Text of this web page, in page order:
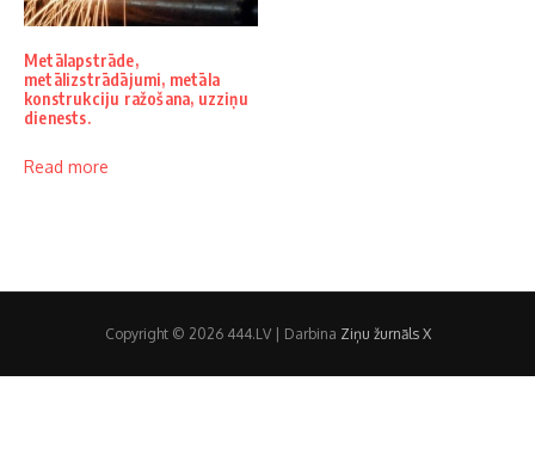
Metālapstrāde,
metālizstrādājumi, metāla
konstrukciju ražošana, uzziņu
dienests.
Read more
Copyright © 2026 444.LV | Darbina Ziņu žurnāls X